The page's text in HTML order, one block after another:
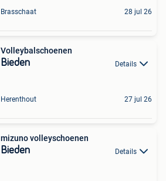
Brasschaat 28 jul 26
Volleybalschoenen
Bieden Details
Herenthout 27 jul 26
mizuno volleyschoenen
Bieden Details